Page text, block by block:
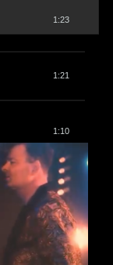
1:23
1:21
1:10
1:14
1:13